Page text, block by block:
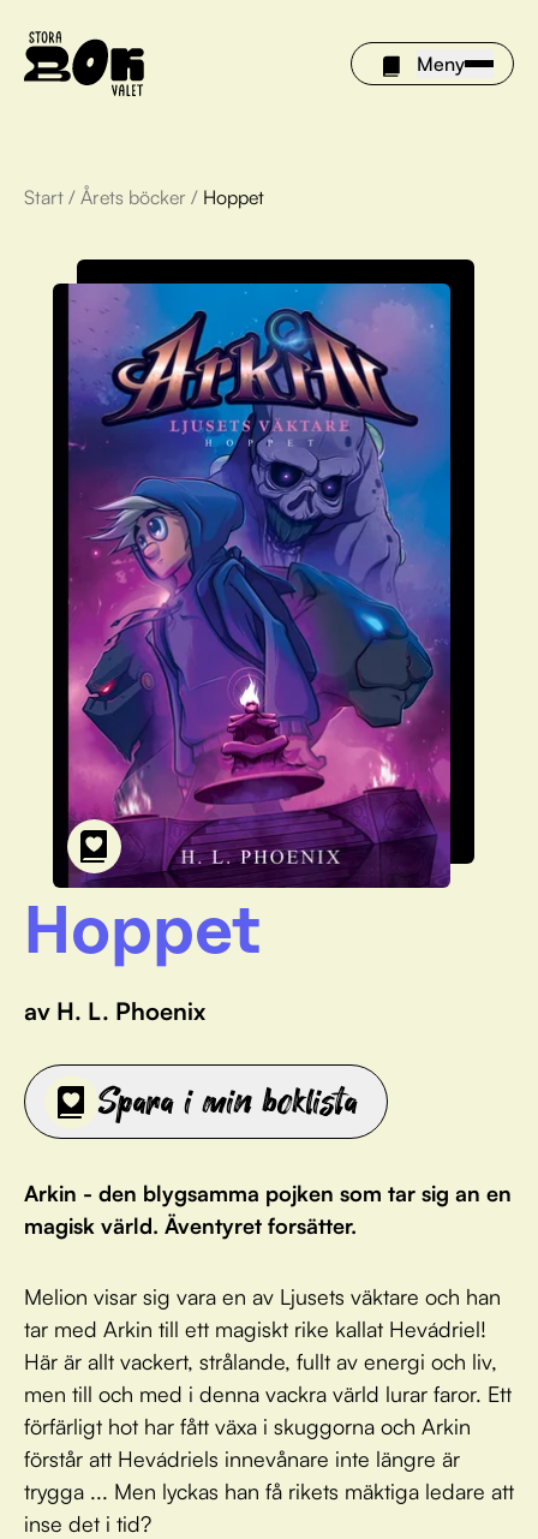
Meny
Årets böcker
Om Stora bokvalet
Olivia tipsar
Vinnare
FAQ
För bibliotek
Start / Årets böcker / Hoppet
Hoppet
av H. L. Phoenix
Spara i min boklista
Arkin - den blygsamma pojken som tar sig an en
magisk värld. Äventyret forsätter.
Melion visar sig vara en av Ljusets väktare och han
tar med Arkin till ett magiskt rike kallat Hevádriel!
Här är allt vackert, strålande, fullt av energi och liv,
men till och med i denna vackra värld lurar faror. Ett
förfärligt hot har fått växa i skuggorna och Arkin
förstår att Hevádriels innevånare inte längre är
trygga ... Men lyckas han få rikets mäktiga ledare att
inse det i tid?